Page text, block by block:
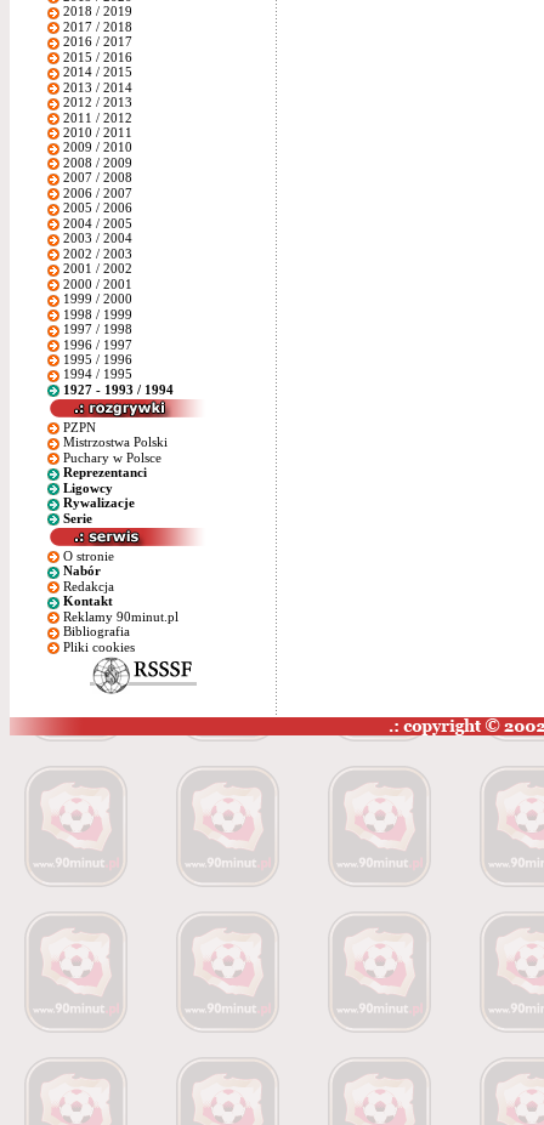
2018 / 2019
2017 / 2018
2016 / 2017
2015 / 2016
2014 / 2015
2013 / 2014
2012 / 2013
2011 / 2012
2010 / 2011
2009 / 2010
2008 / 2009
2007 / 2008
2006 / 2007
2005 / 2006
2004 / 2005
2003 / 2004
2002 / 2003
2001 / 2002
2000 / 2001
1999 / 2000
1998 / 1999
1997 / 1998
1996 / 1997
1995 / 1996
1994 / 1995
1927 - 1993 / 1994
PZPN
Mistrzostwa Polski
Puchary w Polsce
Reprezentanci
Ligowcy
Rywalizacje
Serie
O stronie
Nabór
Redakcja
Kontakt
Reklamy 90minut.pl
Bibliografia
Pliki cookies